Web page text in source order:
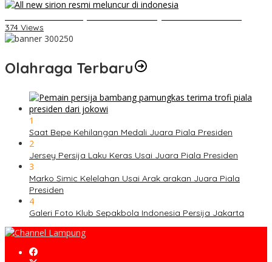
374 Views
Olahraga Terbaru
1
Saat Bepe Kehilangan Medali Juara Piala Presiden
2
Jersey Persija Laku Keras Usai Juara Piala Presiden
3
Marko Simic Kelelahan Usai Arak arakan Juara Piala
Presiden
4
Galeri Foto Klub Sepakbola Indonesia Persija Jakarta